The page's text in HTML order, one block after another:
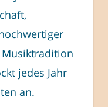
jedes Jahr
an.